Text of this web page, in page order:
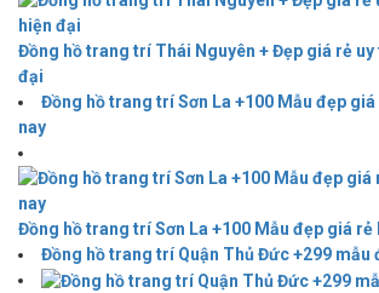
Đồng hồ trang trí Thái Nguyên + Đẹp giá rẻ
đại
Đồng hồ trang trí Sơn La +100 Mẫu đẹp
nay
Đồng hồ trang trí Sơn La +100 Mẫu đẹp giá rẻ
Đồng hồ trang trí Quận Thủ Đức +299 mẫu